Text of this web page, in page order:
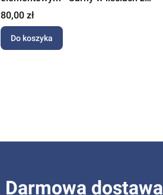
szarym Minky
Cena
80,00 zł
Do koszyka
Darmowa dostawa